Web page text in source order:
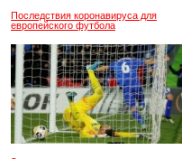
Последствия коронавируса для
европейского футбола